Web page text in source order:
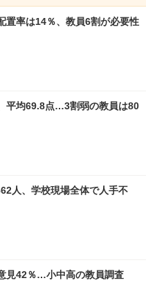
置率は14％、教員6割が必要性
平均69.8点…3割弱の教員は80
人、学校現場全体で人手不
見42％…小中高の教員調査